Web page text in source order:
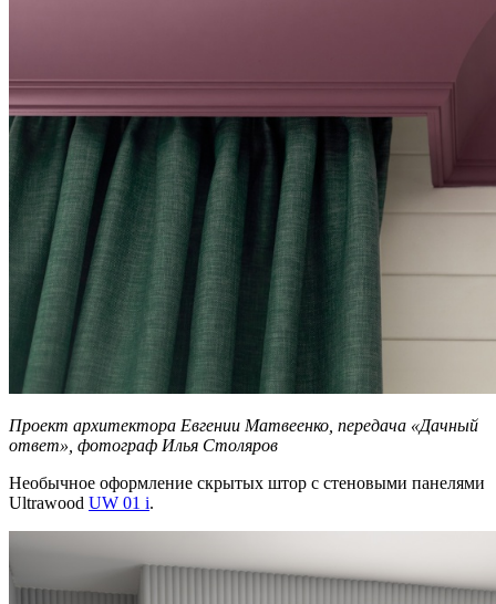
Проект архитектора Евгении Матвеенко, передача «Дачный
ответ», фотограф Илья Столяров
Необычное оформление скрытых штор с стеновыми панелями
Ultrawood UW 01 i.